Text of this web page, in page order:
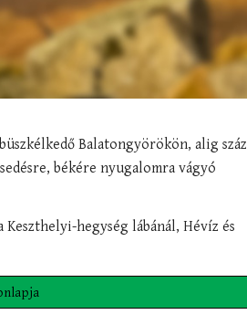
Balatongyörökön, alig száz
békére nyugalomra vágyó
hegység lábánál, Hévíz és